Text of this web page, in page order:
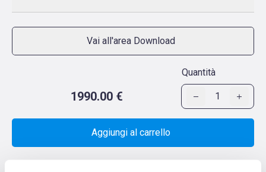
Vai all'area Download
1990.00 €
Quantità
1
Aggiungi al carrello